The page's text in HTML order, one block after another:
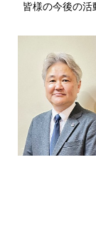
皆様の今後の活